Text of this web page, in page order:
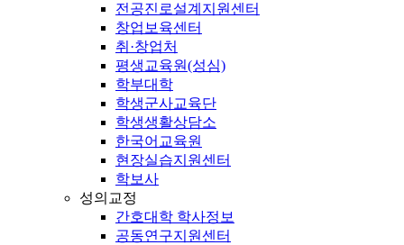
전공진로설계지원센터
창업보육센터
취·창업처
평생교육원(성심)
학부대학
학생군사교육단
학생생활상담소
한국어교육원
현장실습지원센터
학보사
성의교정
간호대학 학사정보
공동연구지원센터